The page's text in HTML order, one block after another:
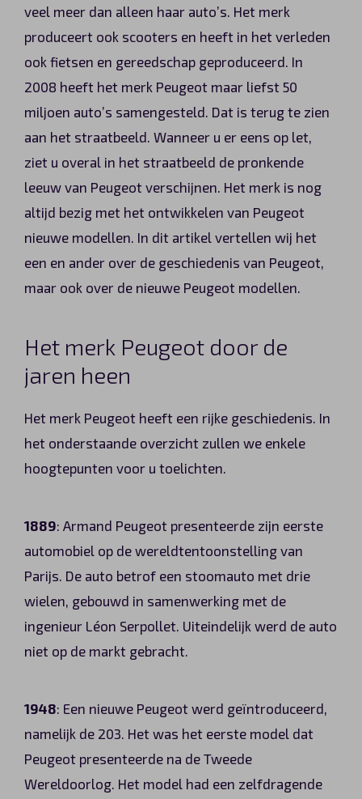
veel meer dan alleen haar auto’s. Het merk
produceert ook scooters en heeft in het verleden
ook fietsen en gereedschap geproduceerd. In
2008 heeft het merk Peugeot maar liefst 50
miljoen auto’s samengesteld. Dat is terug te zien
aan het straatbeeld. Wanneer u er eens op let,
ziet u overal in het straatbeeld de pronkende
leeuw van Peugeot verschijnen. Het merk is nog
altijd bezig met het ontwikkelen van Peugeot
nieuwe modellen. In dit artikel vertellen wij het
een en ander over de geschiedenis van Peugeot,
maar ook over de nieuwe Peugeot modellen.
Het merk Peugeot door de
jaren heen
Het merk Peugeot heeft een rijke geschiedenis. In
het onderstaande overzicht zullen we enkele
hoogtepunten voor u toelichten.
1889: Armand Peugeot presenteerde zijn eerste
automobiel op de wereldtentoonstelling van
Parijs. De auto betrof een stoomauto met drie
wielen, gebouwd in samenwerking met de
ingenieur Léon Serpollet. Uiteindelijk werd de auto
niet op de markt gebracht.
1948: Een nieuwe Peugeot werd geïntroduceerd,
namelijk de 203. Het was het eerste model dat
Peugeot presenteerde na de Tweede
Wereldoorlog. Het model had een zelfdragende
Automerken
Vragen?
Over ons
Contact